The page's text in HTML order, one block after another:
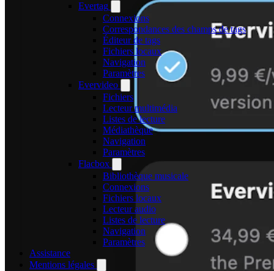
Evertag
Connexions
Correspondances des champs de tags
Éditeur de tags
Fichiers locaux
Navigation
Paramètres
Evervideo
Fichiers
Lecteur multimédia
Listes de lecture
Médiathèque
Navigation
Paramètres
Flacbox
Bibliothèque musicale
Connexions
Fichiers locaux
Lecteur audio
Listes de lecture
Navigation
Paramètres
Assistance
Mentions légales